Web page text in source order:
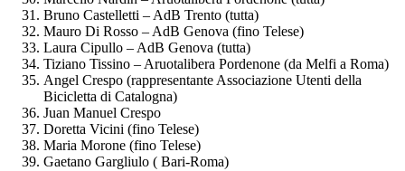
Bruno Castelletti – AdB Trento (tutta)
Mauro Di Rosso – AdB Genova (fino Telese)
Laura Cipullo – AdB Genova (tutta)
Tiziano Tissino – Aruotalibera Pordenone (da Melfi a Roma)
Angel Crespo (rappresentante Associazione Utenti della
Bicicletta di Catalogna)
Juan Manuel Crespo
Doretta Vicini (fino Telese)
Maria Morone (fino Telese)
Gaetano Gargliulo ( Bari-Roma)